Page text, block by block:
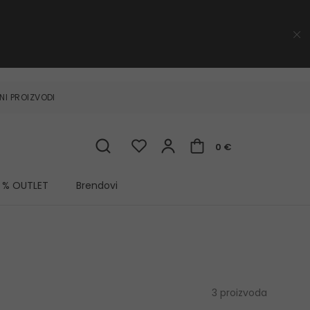
PROIZVODI
0 €
% OUTLET Brendovi
3 proizvoda